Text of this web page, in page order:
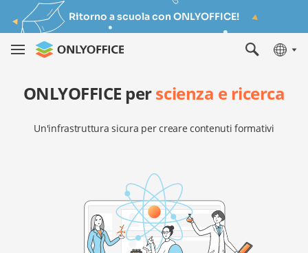
Ritorno a scuola con ONLYOFFICE!
ONLYOFFICE perscienza e ricerca
Un'infrastruttura sicura per creare contenuti formativi